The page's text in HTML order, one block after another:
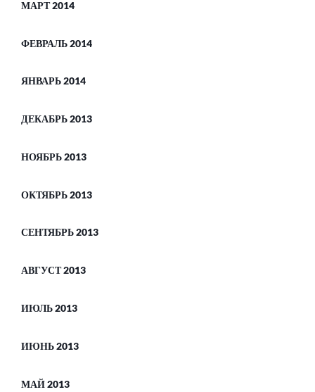
МАРТ 2014
ФЕВРАЛЬ 2014
ЯНВАРЬ 2014
ДЕКАБРЬ 2013
НОЯБРЬ 2013
ОКТЯБРЬ 2013
СЕНТЯБРЬ 2013
АВГУСТ 2013
ИЮЛЬ 2013
ИЮНЬ 2013
МАЙ 2013